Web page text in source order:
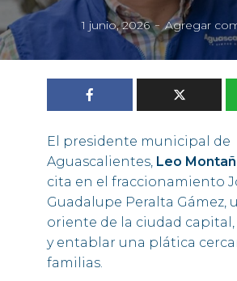
1 junio, 2026 Agregar
El presidente municipal de
Aguascalientes, Leo
cita en el fraccionamiento
Guadalupe Peralta Gámez,
oriente de la ciudad
y entablar una plática
familias.